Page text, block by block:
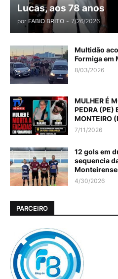
Lucas, aos 78 anos
por FABIO BRITO - 7/26/2026
Multidão
Formiga em
8/03/2026
MULHER É
PEDRA (PE)
MONTEIRO
7/11/2026
12 gols em
sequencia
4/30/2026
PARCEIRO